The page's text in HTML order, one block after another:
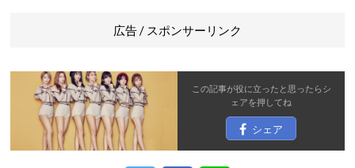
広告 / スポンサーリンク
この記事が役に立ったと思ったら シ
ェアを押してね
シェア